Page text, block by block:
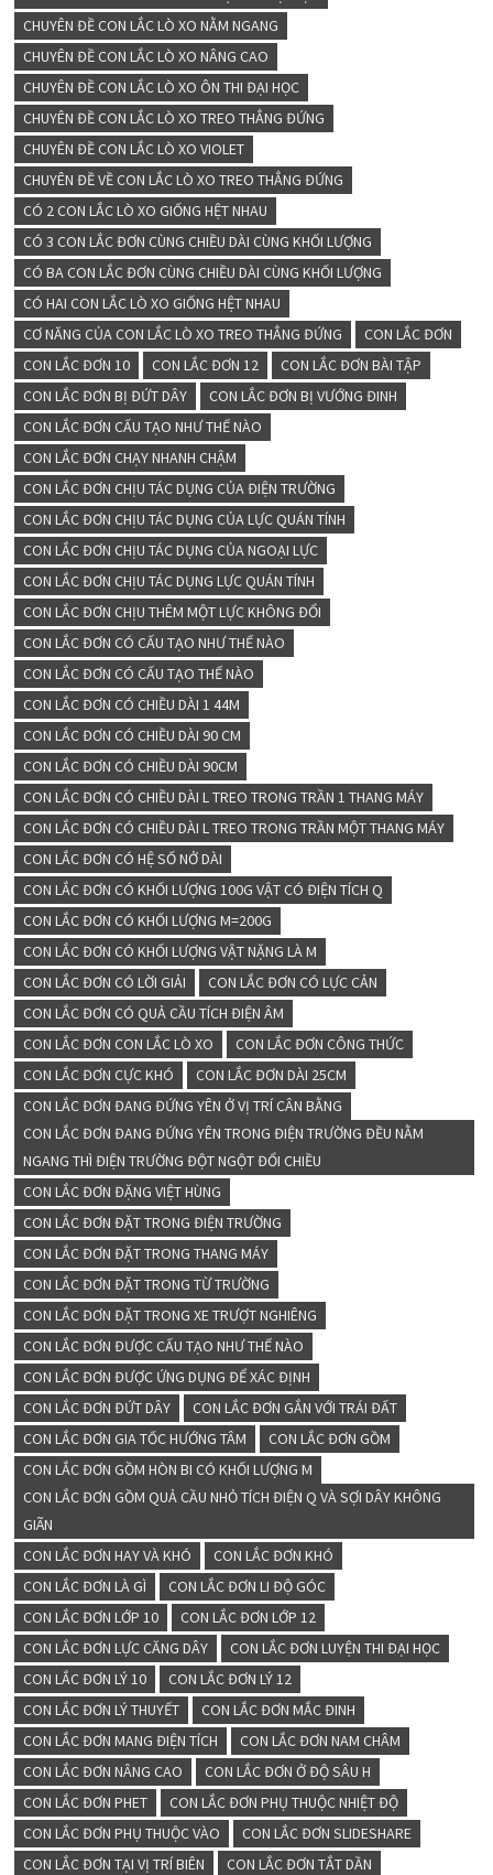
CHUYÊN ĐỀ CON LẮC LÒ XO NẰM NGANG
CHUYÊN ĐỀ CON LẮC LÒ XO NÂNG CAO
CHUYÊN ĐỀ CON LẮC LÒ XO ÔN THI ĐẠI HỌC
CHUYÊN ĐỀ CON LẮC LÒ XO TREO THẲNG ĐỨNG
CHUYÊN ĐỀ CON LẮC LÒ XO VIOLET
CHUYÊN ĐỀ VỀ CON LẮC LÒ XO TREO THẲNG ĐỨNG
CÓ 2 CON LẮC LÒ XO GIỐNG HỆT NHAU
CÓ 3 CON LẮC ĐƠN CÙNG CHIỀU DÀI CÙNG KHỐI LƯỢNG
CÓ BA CON LẮC ĐƠN CÙNG CHIỀU DÀI CÙNG KHỐI LƯỢNG
CÓ HAI CON LẮC LÒ XO GIỐNG HỆT NHAU
CƠ NĂNG CỦA CON LẮC LÒ XO TREO THẲNG ĐỨNG
CON LẮC ĐƠN
CON LẮC ĐƠN 10
CON LẮC ĐƠN 12
CON LẮC ĐƠN BÀI TẬP
CON LẮC ĐƠN BỊ ĐỨT DÂY
CON LẮC ĐƠN BỊ VƯỚNG ĐINH
CON LẮC ĐƠN CẤU TẠO NHƯ THẾ NÀO
CON LẮC ĐƠN CHẠY NHANH CHẬM
CON LẮC ĐƠN CHỊU TÁC DỤNG CỦA ĐIỆN TRƯỜNG
CON LẮC ĐƠN CHỊU TÁC DỤNG CỦA LỰC QUÁN TÍNH
CON LẮC ĐƠN CHỊU TÁC DỤNG CỦA NGOẠI LỰC
CON LẮC ĐƠN CHỊU TÁC DỤNG LỰC QUÁN TÍNH
CON LẮC ĐƠN CHỊU THÊM MỘT LỰC KHÔNG ĐỔI
CON LẮC ĐƠN CÓ CẤU TẠO NHƯ THẾ NÀO
CON LẮC ĐƠN CÓ CẤU TẠO THẾ NÀO
CON LẮC ĐƠN CÓ CHIỀU DÀI 1 44M
CON LẮC ĐƠN CÓ CHIỀU DÀI 90 CM
CON LẮC ĐƠN CÓ CHIỀU DÀI 90CM
CON LẮC ĐƠN CÓ CHIỀU DÀI L TREO TRONG TRẦN 1 THANG MÁY
CON LẮC ĐƠN CÓ CHIỀU DÀI L TREO TRONG TRẦN MỘT THANG MÁY
CON LẮC ĐƠN CÓ HỆ SỐ NỞ DÀI
CON LẮC ĐƠN CÓ KHỐI LƯỢNG 100G VẬT CÓ ĐIỆN TÍCH Q
CON LẮC ĐƠN CÓ KHỐI LƯỢNG M=200G
CON LẮC ĐƠN CÓ KHỐI LƯỢNG VẬT NẶNG LÀ M
CON LẮC ĐƠN CÓ LỜI GIẢI
CON LẮC ĐƠN CÓ LỰC CẢN
CON LẮC ĐƠN CÓ QUẢ CẦU TÍCH ĐIỆN ÂM
CON LẮC ĐƠN CON LẮC LÒ XO
CON LẮC ĐƠN CÔNG THỨC
CON LẮC ĐƠN CỰC KHÓ
CON LẮC ĐƠN DÀI 25CM
CON LẮC ĐƠN ĐANG ĐỨNG YÊN Ở VỊ TRÍ CÂN BẰNG
CON LẮC ĐƠN ĐANG ĐỨNG YÊN TRONG ĐIỆN TRƯỜNG ĐỀU NẰM
NGANG THÌ ĐIỆN TRƯỜNG ĐỘT NGỘT ĐỔI CHIỀU
CON LẮC ĐƠN ĐẶNG VIỆT HÙNG
CON LẮC ĐƠN ĐẶT TRONG ĐIỆN TRƯỜNG
CON LẮC ĐƠN ĐẶT TRONG THANG MÁY
CON LẮC ĐƠN ĐẶT TRONG TỪ TRƯỜNG
CON LẮC ĐƠN ĐẶT TRONG XE TRƯỢT NGHIÊNG
CON LẮC ĐƠN ĐƯỢC CẤU TẠO NHƯ THẾ NÀO
CON LẮC ĐƠN ĐƯỢC ỨNG DỤNG ĐỂ XÁC ĐỊNH
CON LẮC ĐƠN ĐỨT DÂY
CON LẮC ĐƠN GẮN VỚI TRÁI ĐẤT
CON LẮC ĐƠN GIA TỐC HƯỚNG TÂM
CON LẮC ĐƠN GỒM
CON LẮC ĐƠN GỒM HÒN BI CÓ KHỐI LƯỢNG M
CON LẮC ĐƠN GỒM QUẢ CẦU NHỎ TÍCH ĐIỆN Q VÀ SỢI DÂY KHÔNG
GIÃN
CON LẮC ĐƠN HAY VÀ KHÓ
CON LẮC ĐƠN KHÓ
CON LẮC ĐƠN LÀ GÌ
CON LẮC ĐƠN LI ĐỘ GÓC
CON LẮC ĐƠN LỚP 10
CON LẮC ĐƠN LỚP 12
CON LẮC ĐƠN LỰC CĂNG DÂY
CON LẮC ĐƠN LUYỆN THI ĐẠI HỌC
CON LẮC ĐƠN LÝ 10
CON LẮC ĐƠN LÝ 12
CON LẮC ĐƠN LÝ THUYẾT
CON LẮC ĐƠN MẮC ĐINH
CON LẮC ĐƠN MANG ĐIỆN TÍCH
CON LẮC ĐƠN NAM CHÂM
CON LẮC ĐƠN NÂNG CAO
CON LẮC ĐƠN Ở ĐỘ SÂU H
CON LẮC ĐƠN PHET
CON LẮC ĐƠN PHỤ THUỘC NHIỆT ĐỘ
CON LẮC ĐƠN PHỤ THUỘC VÀO
CON LẮC ĐƠN SLIDESHARE
CON LẮC ĐƠN TẠI VỊ TRÍ BIÊN
CON LẮC ĐƠN TẮT DẦN